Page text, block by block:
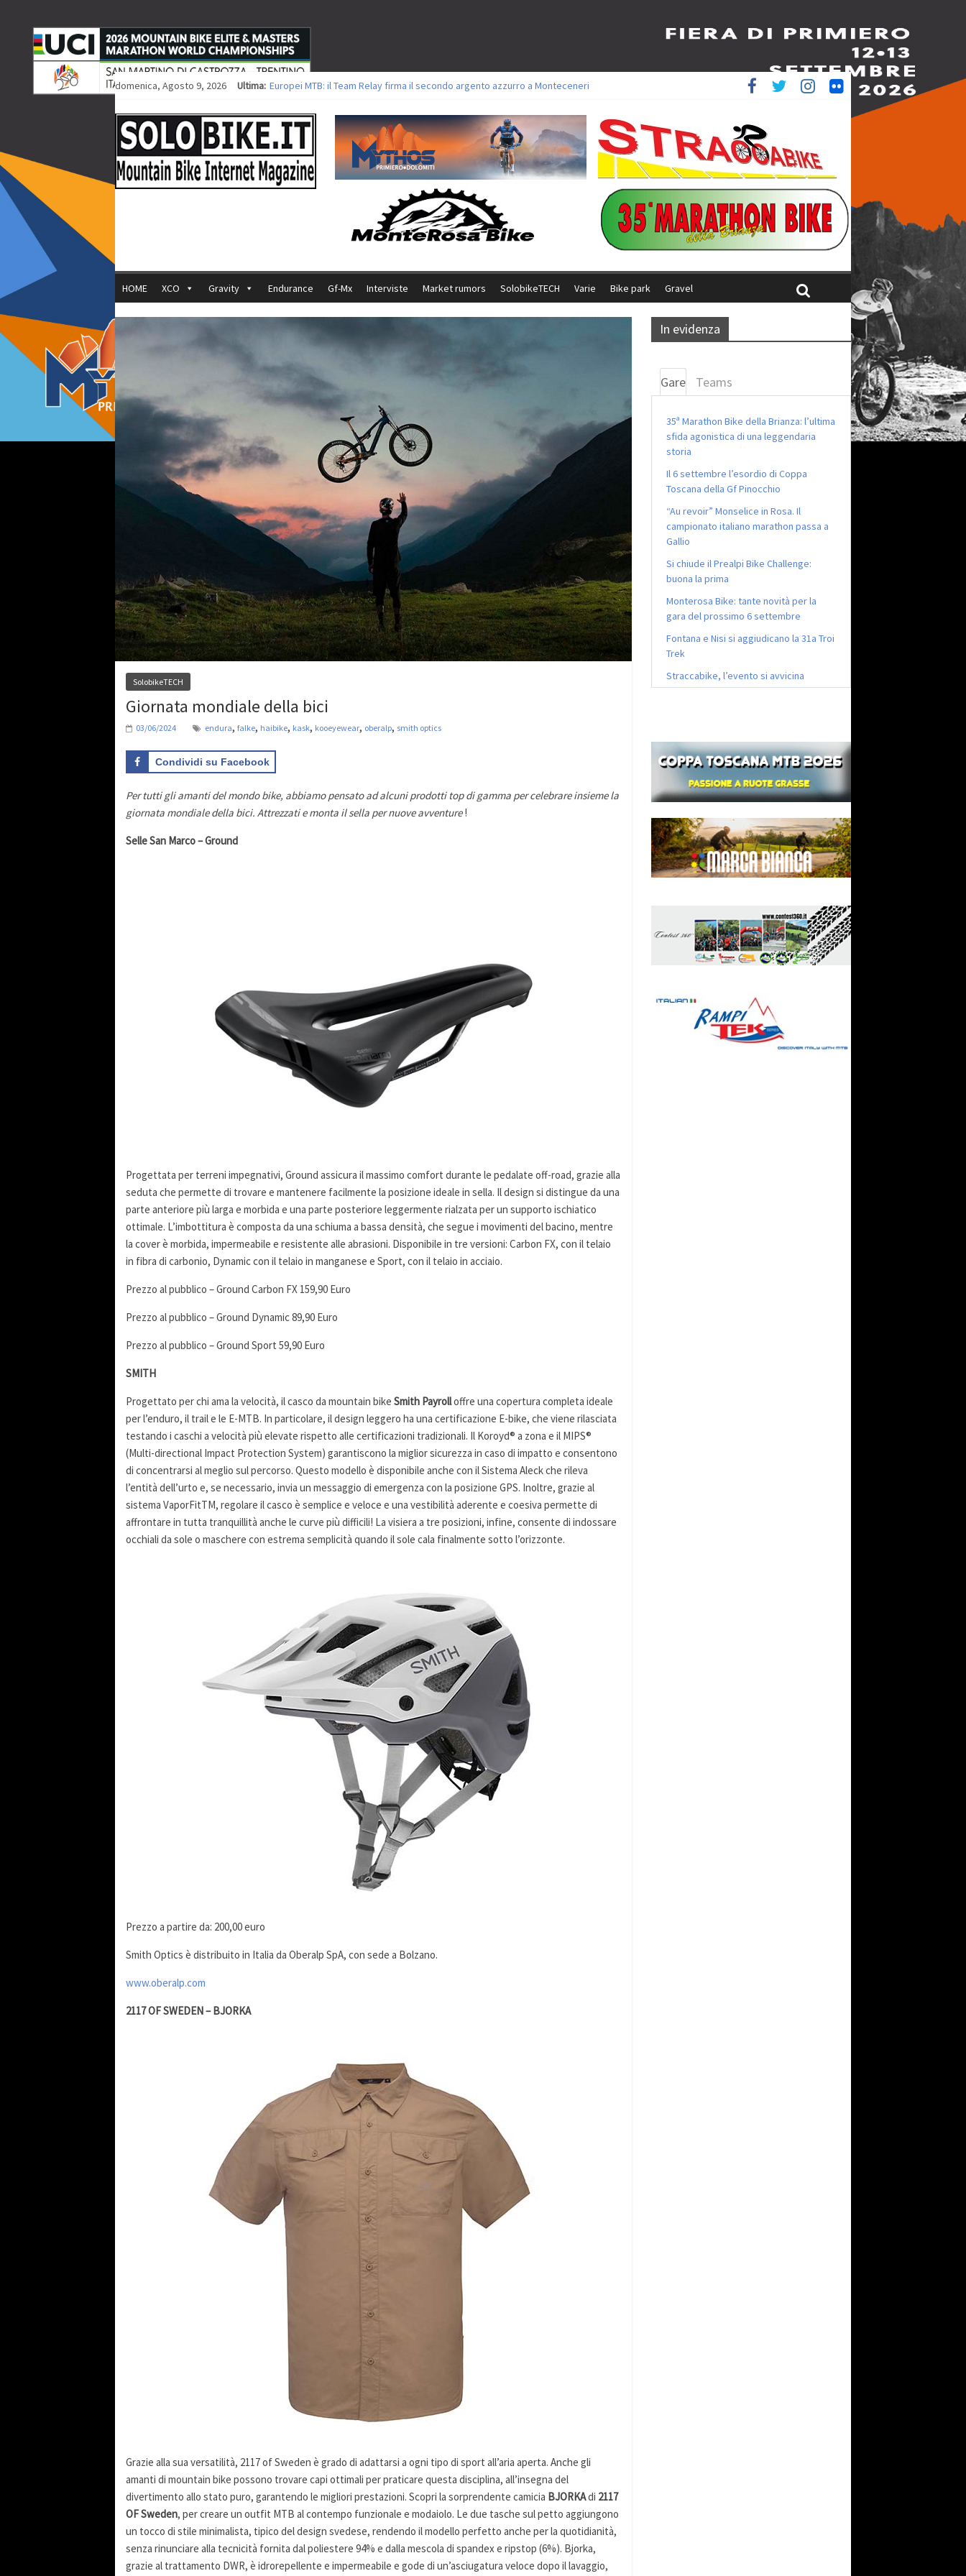
domenica, Agosto 9, 2026 Ultima: Europei MTB: il Team Relay firma il secondo argento azzurro a Monteceneri
Europei XCO: titoli a Aldridge, Frei e Hutter. Argento per Zanotti tra gli Elite. Corvi fora ed è 4^
Europei XCO: vittorie per Ghibaudo, Grossmann e Gallis. Signorelli 5^ la migliore tra gli italiani
35ª Marathon Bike della Brianza: l’ultima sfida agonistica di una leggendaria storia
HOME XCO Gravity Endurance Gf-Mx Interviste Market rumors SolobikeTECH Varie Bike park Gravel
SolobikeTECH
Giornata mondiale della bici
03/06/2024 endura, falke, haibike, kask, kooeyewear, oberalp, smith optics
Condividi su Facebook
Per tutti gli amanti del mondo bike, abbiamo pensato ad alcuni prodotti top di gamma per celebrare insieme la
giornata mondiale della bici. Attrezzati e monta il sella per nuove avventure!
Selle San Marco – Ground
Progettata per terreni impegnativi, Ground assicura il massimo comfort durante le pedalate off-road, grazie alla
seduta che permette di trovare e mantenere facilmente la posizione ideale in sella. Il design si distingue da una
parte anteriore più larga e morbida e una parte posteriore leggermente rialzata per un supporto ischiatico
ottimale. L’imbottitura è composta da una schiuma a bassa densità, che segue i movimenti del bacino, mentre
la cover è morbida, impermeabile e resistente alle abrasioni. Disponibile in tre versioni: Carbon FX, con il telaio
in fibra di carbonio, Dynamic con il telaio in manganese e Sport, con il telaio in acciaio.
Prezzo al pubblico – Ground Carbon FX 159,90 Euro
Prezzo al pubblico – Ground Dynamic 89,90 Euro
Prezzo al pubblico – Ground Sport 59,90 Euro
SMITH
Progettato per chi ama la velocità, il casco da mountain bike Smith Payrolloffre una copertura completa ideale
per l’enduro, il trail e le E-MTB. In particolare, il design leggero ha una certificazione E-bike, che viene rilasciata
testando i caschi a velocità più elevate rispetto alle certificazioni tradizionali. Il Koroyd® a zona e il MIPS®
(Multi-directional Impact Protection System) garantiscono la miglior sicurezza in caso di impatto e consentono
di concentrarsi al meglio sul percorso. Questo modello è disponibile anche con il Sistema Aleck che rileva
l’entità dell’urto e, se necessario, invia un messaggio di emergenza con la posizione GPS. Inoltre, grazie al
sistema VaporFitTM, regolare il casco è semplice e veloce e una vestibilità aderente e coesiva permette di
affrontare in tutta tranquillità anche le curve più difficili! La visiera a tre posizioni, infine, consente di indossare
occhiali da sole o maschere con estrema semplicità quando il sole cala finalmente sotto l’orizzonte.
Prezzo a partire da: 200,00 euro
Smith Optics è distribuito in Italia da Oberalp SpA, con sede a Bolzano.
www.oberalp.com
2117 OF SWEDEN – BJORKA
Grazie alla sua versatilità, 2117 of Sweden è grado di adattarsi a ogni tipo di sport all’aria aperta. Anche gli
amanti di mountain bike possono trovare capi ottimali per praticare questa disciplina, all’insegna del
divertimento allo stato puro, garantendo le migliori prestazioni. Scopri la sorprendente camicia BJORKAdi 2117
OF Sweden, per creare un outfit MTB al contempo funzionale e modaiolo. Le due tasche sul petto aggiungono
un tocco di stile minimalista, tipico del design svedese, rendendo il modello perfetto anche per la quotidianità,
senza rinunciare alla tecnicità fornita dal poliestere 94% e dalla mescola di spandex e ripstop (6%). Bjorka,
grazie al trattamento DWR, è idrorepellente e impermeabile e gode di un’asciugatura veloce dopo il lavaggio,
In evidenza
Gare Teams
35ª Marathon Bike della Brianza: l’ultima
sfida agonistica di una leggendaria
storia
Il 6 settembre l’esordio di Coppa
Toscana della Gf Pinocchio
“Au revoir” Monselice in Rosa. Il
campionato italiano marathon passa a
Gallio
Si chiude il Prealpi Bike Challenge:
buona la prima
Monterosa Bike: tante novità per la
gara del prossimo 6 settembre
Fontana e Nisi si aggiudicano la 31a Troi
Trek
Straccabike, l’evento si avvicina